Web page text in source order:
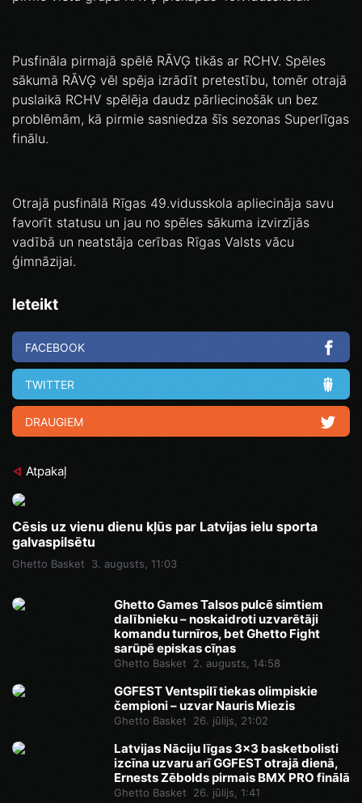
Pusfināla pirmajā spēlē RĀVĢ tikās ar RCHV. Spēles
sākumā RĀVĢ vēl spēja izrādīt pretestību, tomēr otrajā
puslaikā RCHV spēlēja daudz pārliecinošāk un bez
problēmām, kā pirmie sasniedza šīs sezonas Superlīgas
finālu.
Otrajā pusfinālā Rīgas 49.vidusskola apliecināja savu
favorīt statusu un jau no spēles sākuma izvirzījās
vadībā un neatstāja cerības Rīgas Valsts vācu
ģimnāzijai.
Ieteikt
FACEBOOK
TWITTER
DRAUGIEM
Atpakaļ
Cēsis uz vienu dienu kļūs par Latvijas ielu sporta
galvaspilsētu
Ghetto Basket 3. augusts, 11:03
Ghetto Games Talsos pulcē simtiem
dalībnieku – noskaidroti uzvarētāji
komandu turnīros, bet Ghetto Fight
sarūpē episkas cīņas
Ghetto Basket 2. augusts, 14:58
GGFEST Ventspilī tiekas olimpiskie
čempioni – uzvar Nauris Miezis
Ghetto Basket 26. jūlijs, 21:02
Latvijas Nāciju līgas 3x3 basketbolisti
izcīna uzvaru arī GGFEST otrajā dienā,
Ernests Zēbolds pirmais BMX PRO finālā
Ghetto Basket 26. jūlijs, 1:41